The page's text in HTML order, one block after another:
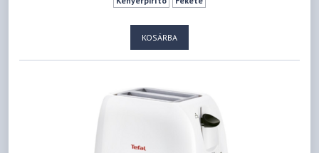
KOSÁRBA